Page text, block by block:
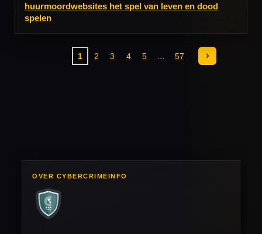
huurmoordwebsites het spel van leven en dood
spelen
1 2 3 4 5 57
OVER CYBERCRIMEINFO